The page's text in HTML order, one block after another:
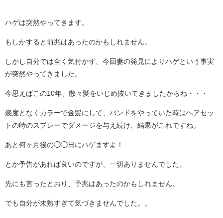
ハゲは突然やってきます。
もしかすると前兆はあったのかもしれません。
しかし自分では全く気付かず、今回妻の発見によりハゲという事実
が突然やってきました。
今思えばこの10年、散々髪をいじめ抜いてきましたからね・・・
幾度となくカラーで金髪にして、バンドをやっていた時はヘアセッ
トの時のスプレーでダメージを与え続け、結果がこれですね。
あと何ヶ月後の◯◯日にハゲますよ！
とか予告があれば良いのですが、一切ありませんでした。
先にも言ったとおり、予兆はあったのかもしれません。
でも自分が未熟すぎて気づきませんでした。。